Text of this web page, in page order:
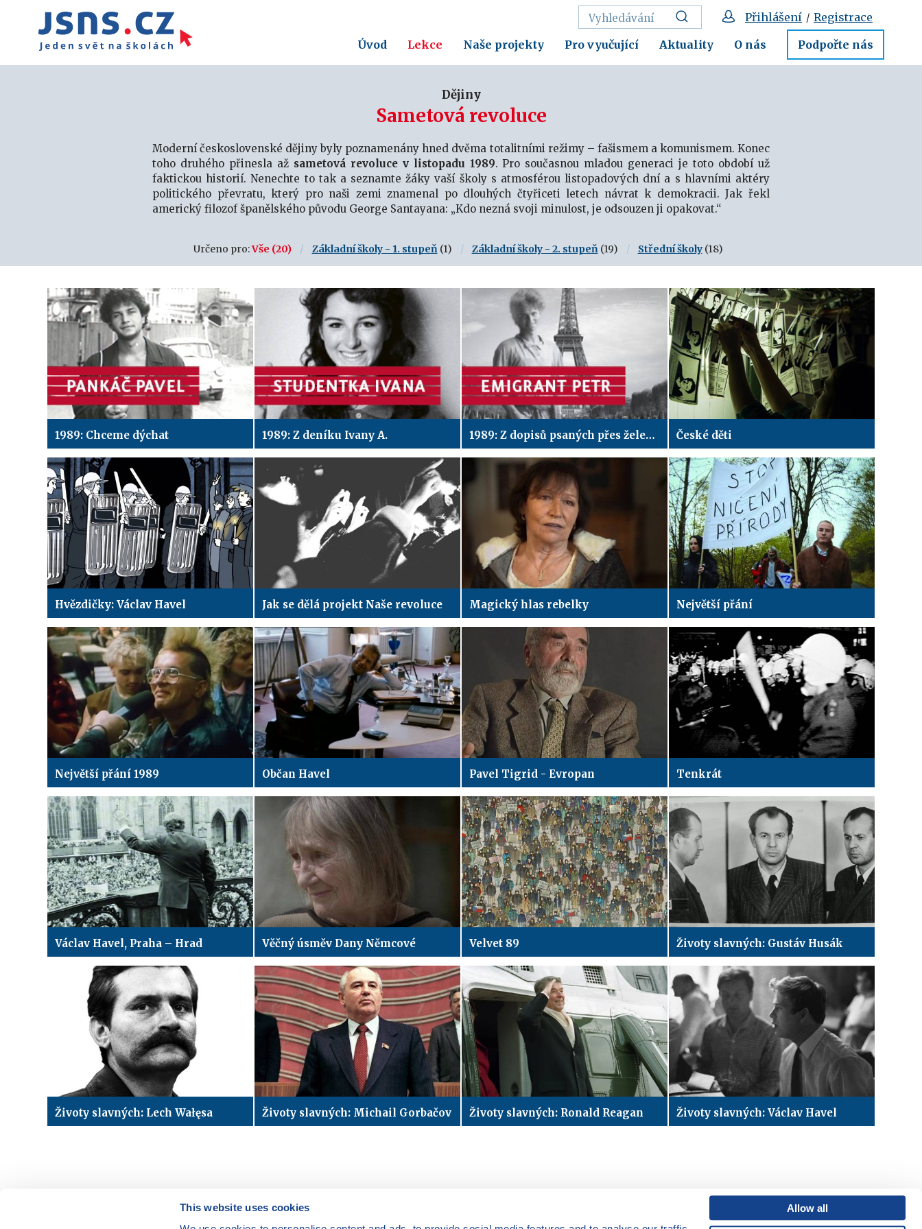
This website uses cookies
Allow all
Úvod Lekce Naše projekty Pro vyučující Aktuality O nás Podpořte nás
Přihlášení / Registrace
Dějiny
Sametová revoluce
Moderní československé dějiny byly poznamenány hned dvěma totalitními režimy – fašismem a komunismem. Konec
toho druhého přinesla až sametová revoluce v listopadu 1989. Pro současnou mladou generaci je toto období už
faktickou historií. Nenechte to tak a seznamte žáky vaší školy s atmosférou listopadových dní a s hlavními aktéry
politického převratu, který pro naši zemi znamenal po dlouhých čtyřiceti letech návrat k demokracii. Jak řekl
americký filozof španělského původu George Santayana: „Kdo nezná svoji minulost, je odsouzen ji opakovat.“
Určeno pro:Vše (20) Základní školy - 1. stupeň(1) Základní školy - 2. stupeň(19) Střední školy(18)
1989: Chceme dýchat 1989: Z deníku Ivany A. 1989: Z dopisů psaných přes železnou oponu České děti
Hvězdičky: Václav Havel Jak se dělá projekt Naše revoluce Magický hlas rebelky Největší přání
Největší přání 1989 Občan Havel Pavel Tigrid - Evropan Tenkrát
Václav Havel, Praha – Hrad Věčný úsměv Dany Němcové Velvet 89 Životy slavných: Gustáv Husák
Životy slavných: Lech Wałęsa Životy slavných: Michail Gorbačov Životy slavných: Ronald Reagan Životy slavných: Václav Havel